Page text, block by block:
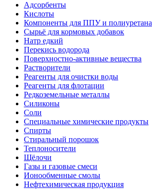
Адсорбенты
Кислоты
Компоненты для ППУ и полиуретана
Сырьё для кормовых добавок
Натр едкий
Перекись водорода
Поверхностно-активные вещества
Растворители
Реагенты для очистки воды
Реагенты для флотации
Редкоземельные металлы
Силиконы
Соли
Специальные химические продукты
Спирты
Стиральный порошок
Теплоносители
Щёлочи
Газы и газовые смеси
Ионообменные смолы
Нефтехимическая продукция